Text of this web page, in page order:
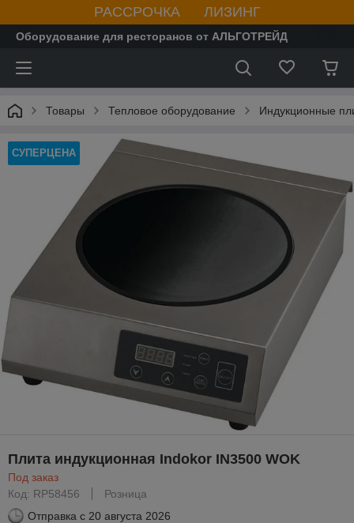
РАССРОЧКА ЛИЗИНГ
Оборудование для ресторанов от АЛЬГОТРЕЙД
Товары Тепловое оборудование Индукционные
СУПЕРЦЕНА
Плита индукционная Indokor IN3500 WOK
Под заказ
Код: RP58456
Розница
Отправка с 20 августа 2026